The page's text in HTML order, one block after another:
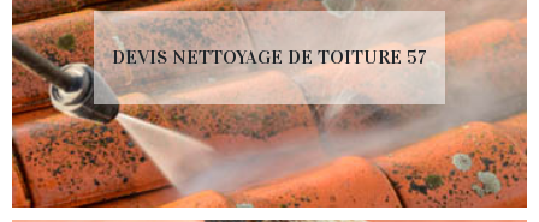
DEVIS NETTOYAGE DE TOITURE 57